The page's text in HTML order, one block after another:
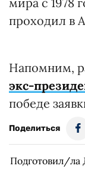
проходил в
Напомним,
экс-
победе
Поделиться
Подготовил/ла